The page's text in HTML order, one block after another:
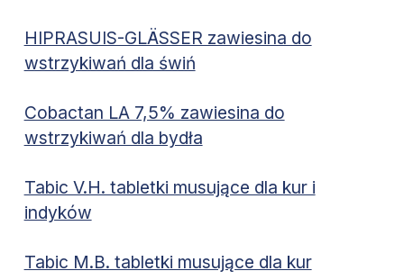
HIPRASUIS-GLÄSSER zawiesina do
wstrzykiwań dla świń
Cobactan LA 7,5% zawiesina do
wstrzykiwań dla bydła
Tabic V.H. tabletki musujące dla kur i
indyków
Tabic M.B. tabletki musujące dla kur